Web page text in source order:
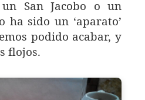
San Jacobo o un
ha sido un ‘aparato’
podido acabar, y
flojos.